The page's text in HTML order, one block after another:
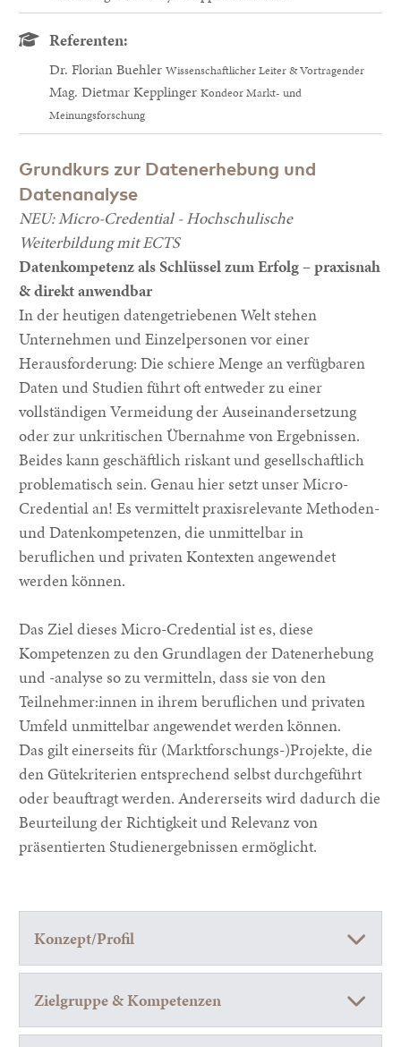
Grundkurs zur Datenerhebung und
Datenanalyse
NEU: Micro-Credential - Hochschulische
Weiterbildung mit ECTS
Datenkompetenz als Schlüssel zum Erfolg – praxisnah
& direkt anwendbar
In der heutigen datengetriebenen Welt stehen
Unternehmen und Einzelpersonen vor einer
Herausforderung: Die schiere Menge an verfügbaren
Daten und Studien führt oft entweder zu einer
vollständigen Vermeidung der Auseinandersetzung
oder zur unkritischen Übernahme von Ergebnissen.
Beides kann geschäftlich riskant und gesellschaftlich
problematisch sein. Genau hier setzt unser Micro-
Credential an! Es vermittelt praxisrelevante Methoden-
und Datenkompetenzen, die unmittelbar in
beruflichen und privaten Kontexten angewendet
werden können.
Das Ziel dieses Micro-Credential ist es, diese
Kompetenzen zu den Grundlagen der Datenerhebung
und -analyse so zu vermitteln, dass sie von den
Teilnehmer:innen in ihrem beruflichen und privaten
Umfeld unmittelbar angewendet werden können.
Das gilt einerseits für (Marktforschungs-)Projekte, die
den Gütekriterien entsprechend selbst durchgeführt
oder beauftragt werden. Andererseits wird dadurch die
Beurteilung der Richtigkeit und Relevanz von
präsentierten Studienergebnissen ermöglicht.
Konzept/Profil
Zielgruppe & Kompetenzen
Referenten:
Dr. Florian Buehler Wissenschaftlicher Leiter & Vortragender
Mag. Dietmar Kepplinger Kondeor Markt- und
Meinungsforschung